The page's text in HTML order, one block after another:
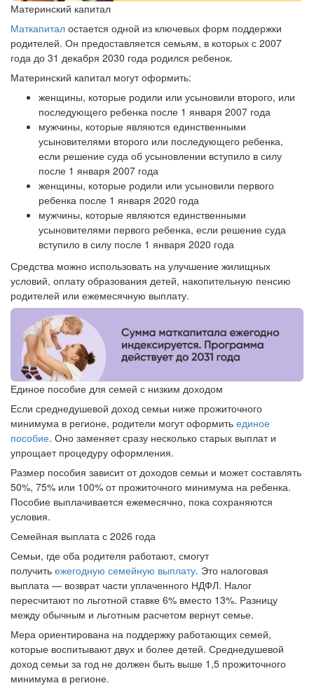
Материнский капитал
Маткапитал остается одной из ключевых форм поддержки
родителей. Он предоставляется семьям, в которых с 2007
года до 31 декабря 2030 года родился ребенок.
Материнский капитал могут оформить:
женщины, которые родили или усыновили второго, или
последующего ребенка после 1 января 2007 года
мужчины, которые являются единственными
усыновителями второго или последующего ребенка,
если решение суда об усыновлении вступило в силу
после 1 января 2007 года
женщины, которые родили или усыновили первого
ребенка после 1 января 2020 года
мужчины, которые являются единственными
усыновителями первого ребенка, если решение суда
вступило в силу после 1 января 2020 года
Средства можно использовать на улучшение жилищных
условий, оплату образования детей, накопительную пенсию
родителей или ежемесячную выплату.
Единое пособие для семей с низким доходом
Если среднедушевой доход семьи ниже прожиточного
минимума в регионе, родители могут оформить единое
пособие. Оно заменяет сразу несколько старых выплат и
упрощает процедуру оформления.
Размер пособия зависит от доходов семьи и может составлять
50%, 75% или 100% от прожиточного минимума на ребенка.
Пособие выплачивается ежемесячно, пока сохраняются
условия.
Семейная выплата с 2026 года
Семьи, где оба родителя работают, смогут
получить ежегодную семейную выплату. Это налоговая
выплата — возврат части уплаченного НДФЛ. Налог
пересчитают по льготной ставке 6% вместо 13%. Разницу
между обычным и льготным расчетом вернут семье.
Мера ориентирована на поддержку работающих семей,
которые воспитывают двух и более детей. Среднедушевой
доход семьи за год не должен быть выше 1,5 прожиточного
минимума в регионе.